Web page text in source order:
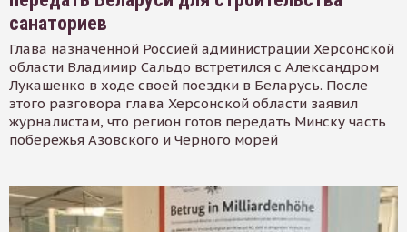
санаториев
Глава назначенной Россией администрации Херсонской
области Владимир Сальдо встретился с Александром
Лукашенко в ходе своей поездки в Беларусь. После
этого разговора глава Херсонской области заявил
журналистам, что регион готов передать Минску часть
побережья Азовского и Черного морей